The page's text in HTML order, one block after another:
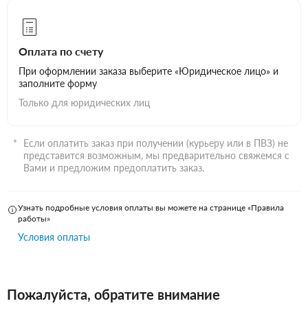
Оплата по счету
При оформлении заказа выберите «Юридическое лицо» и
заполните форму
Только для юридических лиц
Если оплатить заказ при получении (курьеру или в ПВЗ) не
представится возможным, мы предварительно свяжемся с
Вами и предложим предоплатить заказ.
Узнать подробные условия оплаты вы можете на странице «Правила
работы»
Условия оплаты
Пожалуйста, обратите внимание